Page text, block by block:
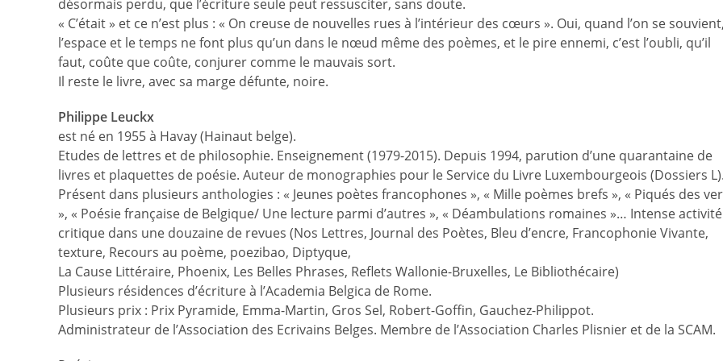
désormais perdu, que l’écriture seule peut ressusciter, sans doute.
« C’était » et ce n’est plus : « On creuse de nouvelles rues à l’intérieur des cœurs ». Oui, quand l’on se souvient,
l’espace et le temps ne font plus qu’un dans le nœud même des poèmes, et le pire ennemi, c’est l’oubli, qu’il
faut, coûte que coûte, conjurer comme le mauvais sort.
Il reste le livre, avec sa marge défunte, noire.
Philippe Leuckx
est né en 1955 à Havay (Hainaut belge).
Etudes de lettres et de philosophie. Enseignement (1979-2015). Depuis 1994, parution d’une quarantaine de
livres et plaquettes de poésie. Auteur de monographies pour le Service du Livre Luxembourgeois (Dossiers L).
Présent dans plusieurs anthologies : « Jeunes poètes francophones », « Mille poèmes brefs », « Piqués des
», « Poésie française de Belgique/ Une lecture parmi d’autres », « Déambulations romaines »… Intense activité
critique dans une douzaine de revues (Nos Lettres, Journal des Poètes, Bleu d’encre, Francophonie Vivante,
texture, Recours au poème, poezibao, Diptyque,
La Cause Littéraire, Phoenix, Les Belles Phrases, Reflets Wallonie-Bruxelles, Le Bibliothécaire)
Plusieurs résidences d’écriture à l’Academia Belgica de Rome.
Plusieurs prix : Prix Pyramide, Emma-Martin, Gros Sel, Robert-Goffin, Gauchez-Philippot.
Administrateur de l’Association des Ecrivains Belges. Membre de l’Association Charles Plisnier et de la SCAM.